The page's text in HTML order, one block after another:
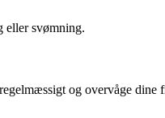
eller svømning.
og overvåge dine